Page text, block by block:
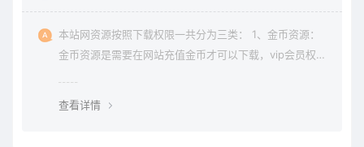
本站网资源按照下载权限一共分为三类： 1、金币资源：
金币资源是需要在网站充值金币才可以下载，vip会员权限
查看详情